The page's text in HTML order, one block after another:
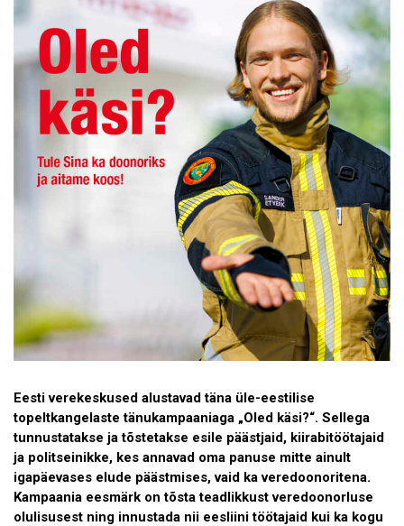
Tule tööle!
Tule ekskursioonile!
Andmekaitse
Eesti verekeskused alustavad täna üle-eestilise
topeltkangelaste tänukampaaniaga „Oled käsi?“. Sellega
tunnustatakse ja tõstetakse esile päästjaid, kiirabitöötajaid
ja politseinikke, kes annavad oma panuse mitte ainult
igapäevases elude päästmises, vaid ka veredoonoritena.
Kampaania eesmärk on tõsta teadlikkust veredoonorluse
olulisusest ning innustada nii eesliini töötajaid kui ka kogu